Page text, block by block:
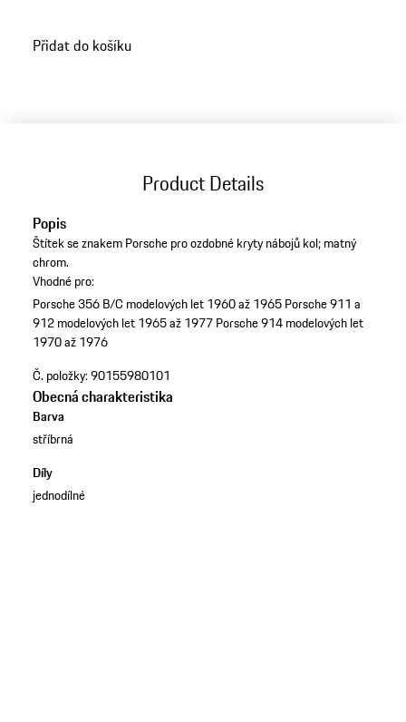
Přidat do košíku
Product Details
Popis
Štítek se znakem Porsche pro ozdobné kryty nábojů kol; matný
chrom.
Vhodné pro:
Porsche 356 B/C modelových let 1960 až 1965 Porsche 911 a
912 modelových let 1965 až 1977 Porsche 914 modelových let
1970 až 1976
Č. položky:90155980101
Obecná charakteristika
Barva
stříbrná
Díly
jednodílné